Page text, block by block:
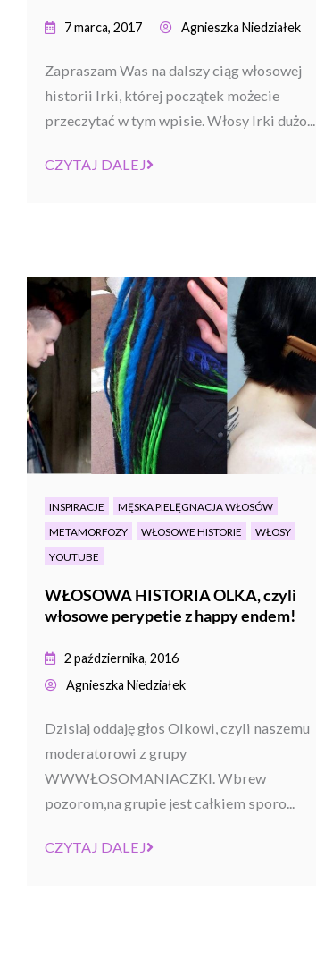
7 marca, 2017 Agnieszka Niedziałek
Zapraszam Was na dalszy ciąg włosowej
historii Irki, której początek możecie
przeczytać w tym wpisie. Włosy Irki dużo...
CZYTAJ DALEJ
INSPIRACJE
MĘSKA PIELĘGNACJA WŁOSÓW
METAMORFOZY
WŁOSOWE HISTORIE
WŁOSY
YOUTUBE
WŁOSOWA HISTORIA OLKA, czyli
włosowe perypetie z happy endem!
2 października, 2016
Agnieszka Niedziałek
Dzisiaj oddaję głos Olkowi, czyli naszemu
moderatorowi z grupy
WWWŁOSOMANIACZKI. Wbrew
pozorom,na grupie jest całkiem sporo...
CZYTAJ DALEJ